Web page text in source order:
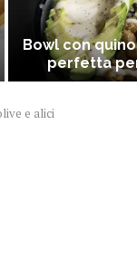
Bowl con
perfetta
e alici